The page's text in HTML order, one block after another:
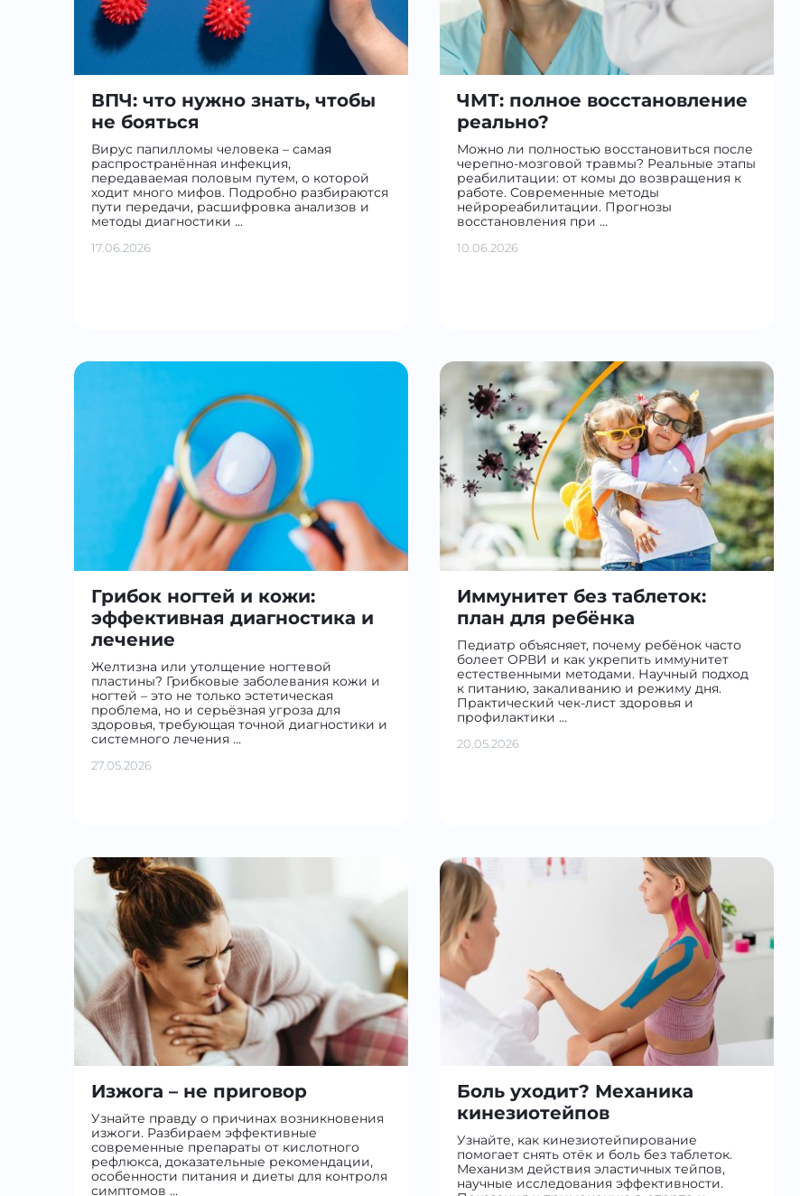
ВПЧ: что нужно знать, чтобы
не бояться
Вирус папилломы человека – самая
распространённая инфекция,
передаваемая половым путем, о которой
ходит много мифов. Подробно разбираются
пути передачи, расшифровка анализов и
методы диагностики …
17.06.2026
Грибок ногтей и кожи:
эффективная диагностика и
лечение
Желтизна или утолщение ногтевой
пластины? Грибковые заболевания кожи и
ногтей – это не только эстетическая
проблема, но и серьёзная угроза для
здоровья, требующая точной диагностики и
системного лечения …
27.05.2026
Изжога – не приговор
Узнайте правду о причинах возникновения
изжоги. Разбираем эффективные
современные препараты от кислотного
рефлюкса, доказательные рекомендации,
особенности питания и диеты для контроля
симптомов …
ЧМТ: полное восстановление
реально?
Можно ли полностью восстановиться после
черепно-мозговой травмы? Реальные этапы
реабилитации: от комы до возвращения к
работе. Современные методы
нейрореабилитации. Прогнозы
восстановления при …
10.06.2026
Иммунитет без таблеток:
план для ребёнка
Педиатр объясняет, почему ребёнок часто
болеет ОРВИ и как укрепить иммунитет
естественными методами. Научный подход
к питанию, закаливанию и режиму дня.
Практический чек-лист здоровья и
профилактики …
20.05.2026
Боль уходит? Механика
кинезиотейпов
Узнайте, как кинезиотейпирование
помогает снять отёк и боль без таблеток.
Механизм действия эластичных тейпов,
научные исследования эффективности.